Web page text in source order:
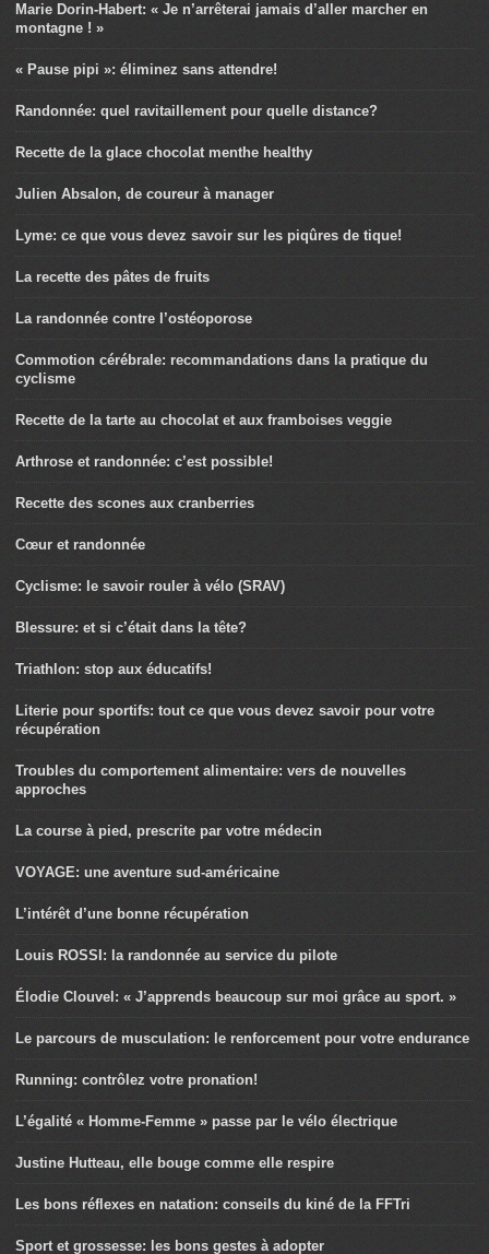
Marie Dorin-Habert: « Je n’arrêterai jamais d’aller marcher en
montagne ! »
« Pause pipi »: éliminez sans attendre!
Randonnée: quel ravitaillement pour quelle distance?
Recette de la glace chocolat menthe healthy
Julien Absalon, de coureur à manager
Lyme: ce que vous devez savoir sur les piqûres de tique!
La recette des pâtes de fruits
La randonnée contre l’ostéoporose
Commotion cérébrale: recommandations dans la pratique du
cyclisme
Recette de la tarte au chocolat et aux framboises veggie
Arthrose et randonnée: c’est possible!
Recette des scones aux cranberries
Cœur et randonnée
Cyclisme: le savoir rouler à vélo (SRAV)
Blessure: et si c’était dans la tête?
Triathlon: stop aux éducatifs!
Literie pour sportifs: tout ce que vous devez savoir pour votre
récupération
Troubles du comportement alimentaire: vers de nouvelles
approches
La course à pied, prescrite par votre médecin
VOYAGE: une aventure sud-américaine
L’intérêt d’une bonne récupération
Louis ROSSI: la randonnée au service du pilote
Élodie Clouvel: « J’apprends beaucoup sur moi grâce au sport. »
Le parcours de musculation: le renforcement pour votre endurance
Running: contrôlez votre pronation!
L’égalité « Homme-Femme » passe par le vélo électrique
Justine Hutteau, elle bouge comme elle respire
Les bons réflexes en natation: conseils du kiné de la FFTri
Sport et grossesse: les bons gestes à adopter